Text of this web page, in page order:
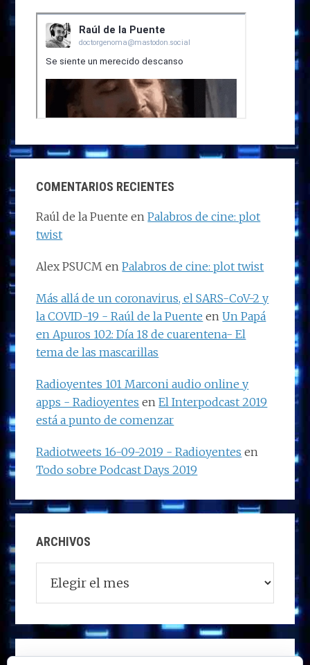
COMENTARIOS RECIENTES
Raúl de la Puente enPalabros de cine: plot
twist
Alex PSUCM enPalabros de cine: plot twist
Más allá de un coronavirus, el SARS-CoV-2 y
la COVID-19 - Raúl de la Puente enUn Papá
en Apuros 102: Día 18 de cuarentena- El
tema de las mascarillas
Radioyentes 101 Marconi audio online y
apps - Radioyentes enEl Interpodcast 2019
está a punto de comenzar
Radiotweets 16-09-2019 - Radioyentes en
Todo sobre Podcast Days 2019
ARCHIVOS